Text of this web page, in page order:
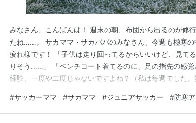
みなさん、こんばんは！ 週末の朝、布団から出るのが修
たね……。 サカママ・サカパパのみなさん、今週も極寒
疲れ様です！ 「子供は走り回ってるからいいけど、見て
りそう……」 「ベンチコート着てるのに、足の指先の感
経験、一度や二度じゃないですよね？（私は毎週でした
じた【冬の防寒神グッズ5選】をまとめてみました。 これ
しだけ温かくなるはず……！ ぜひチェックしてみ…
#サッカーママ #サカママ #ジュニアサッカー #防寒